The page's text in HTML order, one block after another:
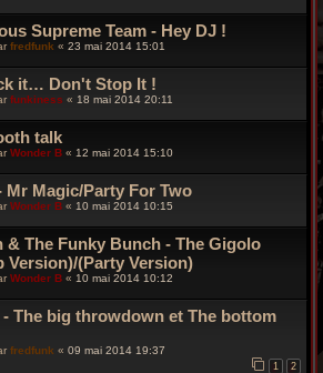
Supreme Team - Hey DJ !
fredfunk « 23 mai 2014 15:01
it… Don't Stop It !
funkiness « 18 mai 2014 20:11
talk
Wonder B « 12 mai 2014 15:10
Mr Magic/Party For Two
Wonder B « 10 mai 2014 10:15
& The Funky Bunch - The Gigolo
Version)/(Party Version)
Wonder B « 10 mai 2014 10:12
The big throwdown et The bottom
fredfunk « 09 mai 2014 19:37
1 2